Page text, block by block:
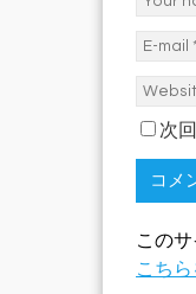
次
この
こち